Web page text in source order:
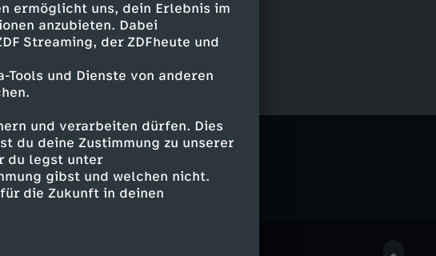
ermöglicht uns, dein Erlebnis im
anzubieten. Dabei
Streaming, der ZDFheute und
und Dienste von anderen
und verarbeiten dürfen. Dies
du deine Zustimmung zu unserer
du legst unter
gibst und welchen nicht.
die Zukunft in deinen